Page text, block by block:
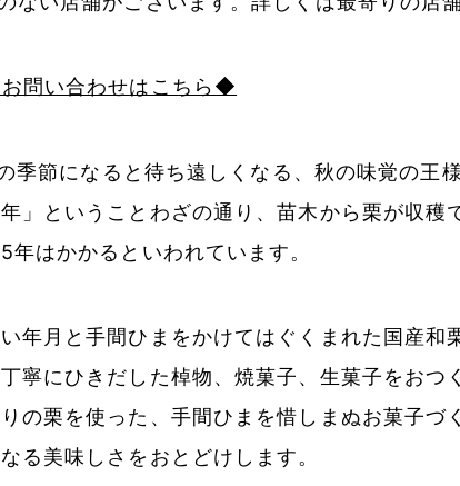
問い合わせはこちら◆
節になると待ち遠しくなる、秋の味覚の王
年」ということわざの通り、苗木から栗が収穫
年はかかるといわれています。
年月と手間ひまをかけてはぐくまれた国産和
寧にひきだした棹物、焼菓子、生菓子をおつ
の栗を使った、手間ひまを惜しまぬお菓子づ
る美味しさをおとどけします。